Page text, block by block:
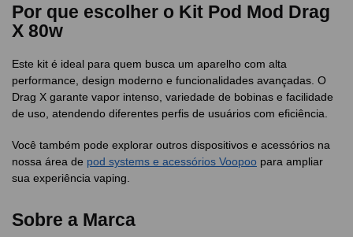
Por que escolher o Kit Pod Mod Drag
X 80w
Este kit é ideal para quem busca um aparelho com alta
performance, design moderno e funcionalidades avançadas. O
Drag X garante vapor intenso, variedade de bobinas e facilidade
de uso, atendendo diferentes perfis de usuários com eficiência.
Você também pode explorar outros dispositivos e acessórios na
nossa área de pod systems e acessórios Voopoo para ampliar
sua experiência vaping.
Sobre a Marca